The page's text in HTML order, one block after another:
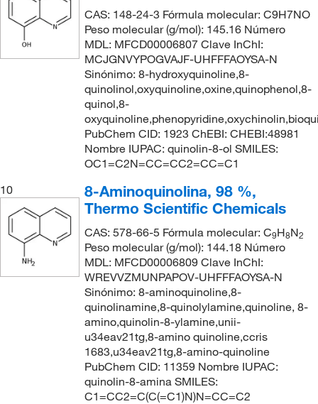
CAS: 148-24-3 Fórmula molecular: C9H7NO
Peso molecular (g/mol): 145.16 Número
MDL: MFCD00006807 Clave InChI:
MCJGNVYPOGVAJF-UHFFFAOYSA-N
Sinónimo: 8-hydroxyquinoline,8-
quinolinol,oxyquinoline,oxine,quinophenol,8-
quinol,8-
PubChem CID: 1923 ChEBI: CHEBI:48981
Nombre IUPAC: quinolin-8-ol SMILES:
OC1=C2N=CC=CC2=CC=C1
10
8-Aminoquinolina, 98 %,
Thermo Scientific Chemicals
CAS: 578-66-5 Fórmula molecular: C9H8N2
Peso molecular (g/mol): 144.18 Número
MDL: MFCD00006809 Clave InChI:
WREVVZMUNPAPOV-UHFFFAOYSA-N
Sinónimo: 8-aminoquinoline,8-
quinolinamine,8-quinolylamine,quinoline, 8-
amino,quinolin-8-ylamine,unii-
u34eav21tg,8-amino quinoline,ccris
1683,u34eav21tg,8-amino-quinoline
PubChem CID: 11359 Nombre IUPAC:
quinolin-8-amina SMILES:
C1=CC2=C(C(=C1)N)N=CC=C2